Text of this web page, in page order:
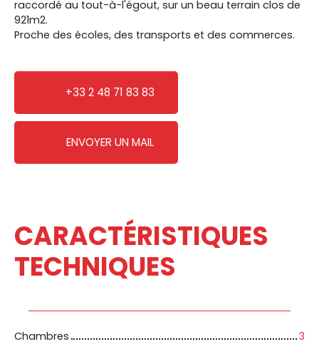
raccordé au tout-à-l'égout, sur un beau terrain clos de
921m2.
Proche des écoles, des transports et des commerces.
+33 2 48 71 83 83
ENVOYER UN MAIL
CARACTÉRISTIQUES
TECHNIQUES
Chambres 3